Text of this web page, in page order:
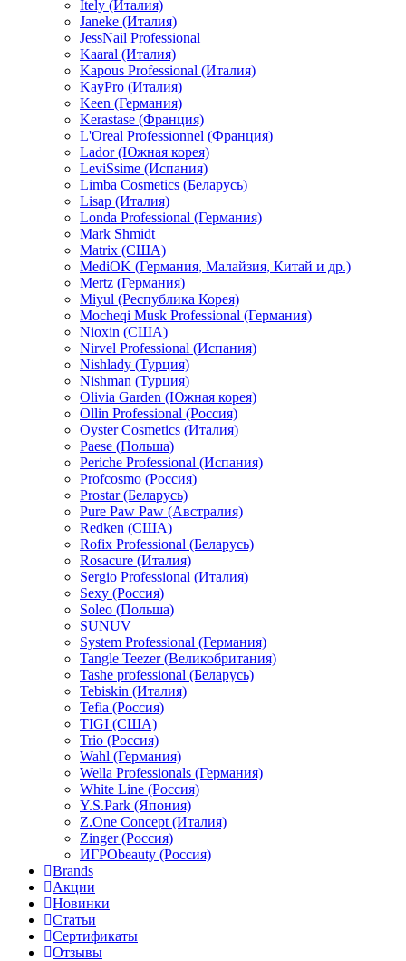
Itely (Италия)
Janeke (Италия)
JessNail Professional
Kaaral (Италия)
Kapous Professional (Италия)
KayPro (Италия)
Keen (Германия)
Kerastase (Франция)
L'Oreal Professionnel (Франция)
Lador (Южная корея)
LeviSsime (Испания)
Limba Cosmetics (Беларусь)
Lisap (Италия)
Londa Professional (Германия)
Mark Shmidt
Matrix (США)
MediOK (Германия, Малайзия, Китай и др.)
Mertz (Германия)
Miyul (Республика Корея)
Mocheqi Musk Professional (Германия)
Nioxin (США)
Nirvel Professional (Испания)
Nishlady (Турция)
Nishman (Турция)
Olivia Garden (Южная корея)
Ollin Professional (Россия)
Oyster Cosmetics (Италия)
Paese (Польша)
Periche Professional (Испания)
Profcosmo (Россия)
Prostar (Беларусь)
Pure Paw Paw (Австралия)
Redken (США)
Rofix Professional (Беларусь)
Rosacure (Италия)
Sergio Professional (Италия)
Sexy (Россия)
Soleo (Польша)
SUNUV
System Professional (Германия)
Tangle Teezer (Великобритания)
Tashe professional (Беларусь)
Tebiskin (Италия)
Tefia (Россия)
TIGI (США)
Trio (Россия)
Wahl (Германия)
Wella Professionals (Германия)
White Line (Россия)
Y.S.Park (Япония)
Z.One Concept (Италия)
Zinger (Россия)
ИГРОbeauty (Россия)
Brands
Акции
Новинки
Статьи
Сертификаты
Отзывы